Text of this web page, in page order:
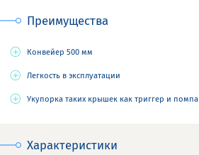
Преимущества
Конвейер 500 мм
Легкость в эксплуатации
Укупорка таких крышек как триггер и помпа
Характеристики